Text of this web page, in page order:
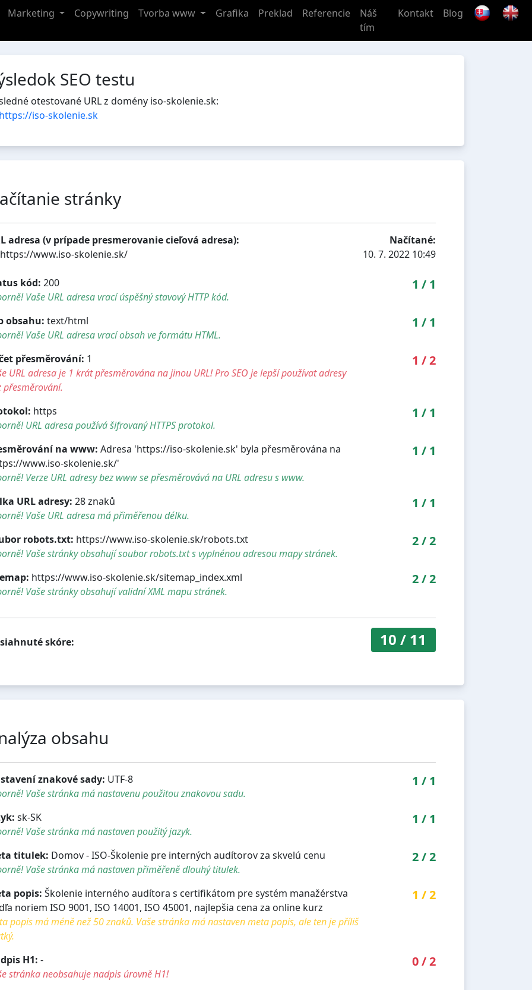
Marketing Copywriting Tvorba www Grafika Preklad Referencie
Náš
tím
Kontakt Blog
SEO testu
otestované URL z domény iso-skolenie.sk:
https://iso-skolenie.sk
stránky
adresa (v prípade presmerovanie cieľová adresa):
https://www.iso-skolenie.sk/
Načítané:
10. 7. 2022 10:49
kód: 200
Vaše URL adresa vrací úspěšný stavový HTTP kód.
1 / 1
obsahu: text/html
Vaše URL adresa vrací obsah ve formátu HTML.
1 / 1
přesměrování: 1
URL adresa je 1 krát přesměrována na jinou URL! Pro SEO je lepší používat adresy
přesměrování.
1 /2
https
URL adresa používá šifrovaný HTTPS protokol.
1 / 1
na www: Adresa 'https://iso-skolenie.sk' byla přesměrována na
www.iso-skolenie.sk/'
Verze URL adresy bez www se přesměrovává na URL adresu s www.
1 / 1
URL adresy: 28 znaků
Vaše URL adresa má přiměřenou délku.
1 / 1
robots.txt: https://www.iso-skolenie.sk/robots.txt
Vaše stránky obsahují soubor robots.txt s vyplnénou adresou mapy stránek.
2/2
https://www.iso-skolenie.sk/sitemap_index.xml
Vaše stránky obsahují validní XML mapu stránek.
2/2
skóre: 10 / 11
obsahu
znakové sady: UTF-8
Vaše stránka má nastavenu použitou znakovou sadu.
1 / 1
sk-SK
Vaše stránka má nastaven použitý jazyk.
1 / 1
titulek: Domov - ISO-Školenie pre interných audítorov za skvelú cenu
Vaše stránka má nastaven přiměřeně dlouhý titulek.
2/2
popis: Školenie interného audítora s certifikátom pre systém manažérstva
noriem ISO 9001, ISO 14001, ISO 45001, najlepšia cena za online kurz
popis má méně než 50 znaků. Vaše stránka má nastaven meta popis, ale ten je příliš
1 /2
H1: -
stránka neobsahuje nadpis úrovně H1!
0/2